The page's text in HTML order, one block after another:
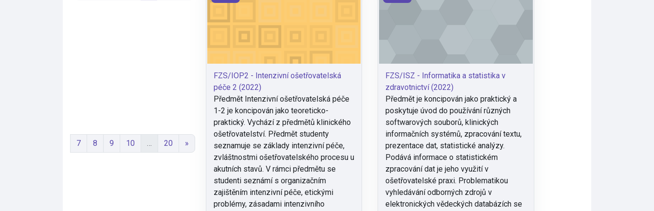
7Stránka 7
8 Stránka 8
9 Stránka 9
10 Stránka 10
20 Stránka 20
» Další stránka
FZS/IOP2 - Intenzivní ošetřovatelská
péče 2 (2022)
Předmět Intenzivní ošetřovatelská péče
1-2 je koncipován jako teoreticko-
praktický. Vychází z předmětů klinického
ošetřovatelství. Předmět studenty
seznamuje se základy intenzivní péče,
zvláštnostmi ošetřovatelského procesu u
akutních stavů. V rámci předmětu se
studenti seznámí s organizačním
zajištěním intenzivní péče, etickými
problémy, zásadami intenzivního
FZS/ISZ - Informatika a statistika v
zdravotnictví (2022)
Předmět je koncipován jako praktický a
poskytuje úvod do používání různých
softwarových souborů, klinických
informačních systémů, zpracování textu,
prezentace dat, statistické analýzy.
Podává informace o statistickém
zpracování dat je jeho využití v
ošetřovatelské praxi. Problematikou
vyhledávání odborných zdrojů v
elektronických vědeckých databázích se